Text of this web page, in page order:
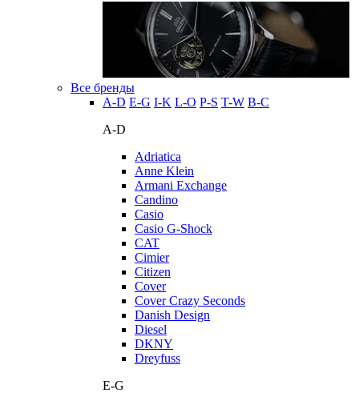
Все бренды
A-D E-G I-K L-O P-S T-W В-С
A-D
Adriatica
Anne Klein
Armani Exchange
Candino
Casio
Casio G-Shock
CAT
Cimier
Citizen
Cover
Cover Crazy Seconds
Danish Design
Diesel
DKNY
Dreyfuss
E-G